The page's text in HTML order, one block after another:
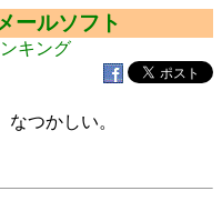
ールソフト
キング
つかしい。